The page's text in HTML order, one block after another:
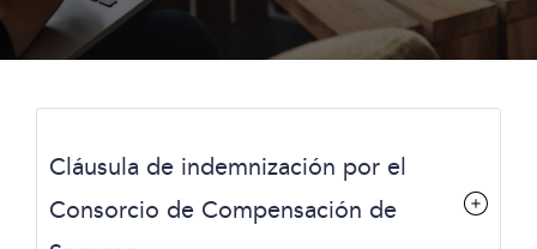
Cláusula de indemnización por el
Consorcio de Compensación de